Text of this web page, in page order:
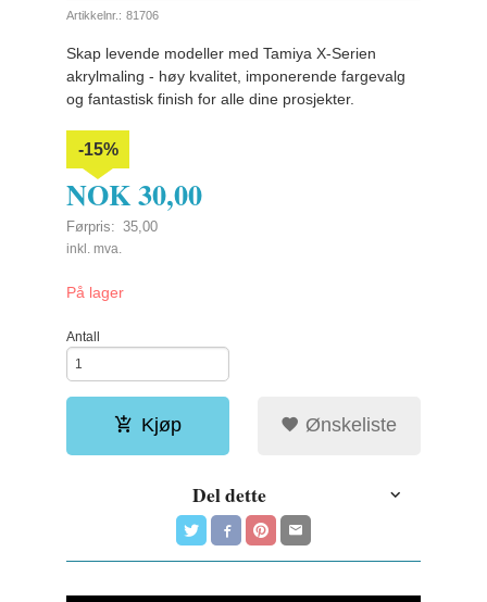
Artikkelnr.: 81706
Skap levende modeller med Tamiya X-Serien
akrylmaling - høy kvalitet, imponerende fargevalg
og fantastisk finish for alle dine prosjekter.
NOK30,00
Førpris: 35,00
Rabatt
-15%
inkl. mva.
På lager
Antall
Kjøp Ønskeliste
Del dette